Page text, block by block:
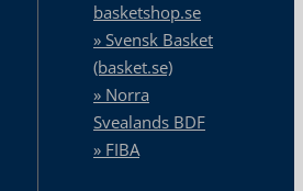
basketshop.se
» Svensk Basket
(basket.se)
» Norra
Svealands BDF
» FIBA